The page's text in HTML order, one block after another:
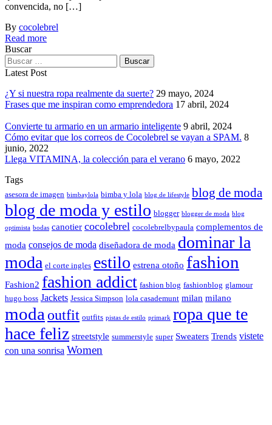
convencida, no […]
By cocolebrel
Read more
Buscar
Latest Post
¿Y si nuestra ropa realmente da suerte? 29 mayo, 2024
Frases que me inspiran como emprendedora 17 abril, 2024
Convierte tu armario en un armario inteligente 9 abril, 2024
Cómo evitar que los correos de Cocolebrel se vayan a SPAM. 8
junio, 2022
Llega VITAMINA, la colección para el verano 6 mayo, 2022
Tags
asesora de imagen bimbaylola bimba y lola blog de lifestyle blog de moda
blog de moda y estilo blogger blogger de moda blog
optimista bodas canotier cocolebrel cocolebrelbypaula complementos de
moda consejos de moda diseñadora de moda dominar la
moda el corte ingles estilo estrena otoño fashion
Fashion2 fashion addict fashion blog fashionblog glamour
hugo boss Jackets Jessica Simpson lola casademunt milan milano
modaoutfit outfits pistas de estilo primark ropa que te
hace feliz streetstyle summerstyle super Sweaters Trends vistete
con una sonrisa Women